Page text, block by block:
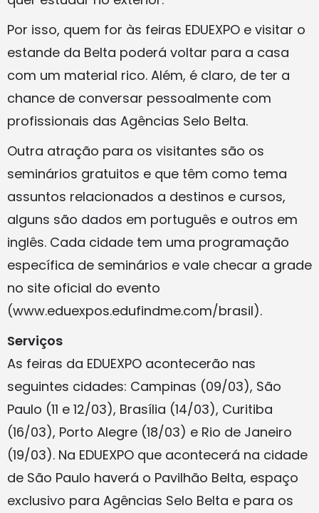
Por isso, quem for às feiras EDUEXPO e visitar o
estande da Belta poderá voltar para a casa
com um material rico. Além, é claro, de ter a
chance de conversar pessoalmente com
profissionais das Agências Selo Belta.
Outra atração para os visitantes são os
seminários gratuitos e que têm como tema
assuntos relacionados a destinos e cursos,
alguns são dados em português e outros em
inglês. Cada cidade tem uma programação
específica de seminários e vale checar a grade
no site oficial do evento
(www.eduexpos.edufindme.com/brasil).
Serviços
As feiras da EDUEXPO acontecerão nas
seguintes cidades: Campinas (09/03), São
Paulo (11 e 12/03), Brasília (14/03), Curitiba
(16/03), Porto Alegre (18/03) e Rio de Janeiro
(19/03). Na EDUEXPO que acontecerá na cidade
de São Paulo haverá o Pavilhão Belta, espaço
exclusivo para Agências Selo Belta e para os